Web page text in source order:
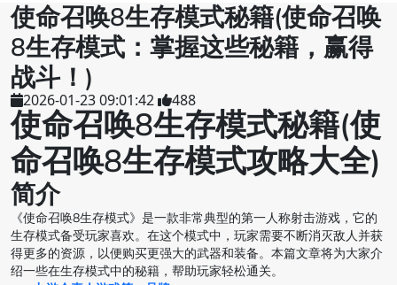
使命召唤8生存模式秘籍(使命召唤
8生存模式：掌握这些秘籍，赢得
战斗！)
2026-01-23 09:01:42 488
使命召唤8生存模式秘籍(使
命召唤8生存模式攻略大全)
简介
《使命召唤8生存模式》是一款非常典型的第一人称射击游戏，它的
生存模式备受玩家喜欢。在这个模式中，玩家需要不断消灭敌人并获
得更多的资源，以便购买更强大的武器和装备。本篇文章将为大家介
绍一些在生存模式中的秘籍，帮助玩家轻松通关。